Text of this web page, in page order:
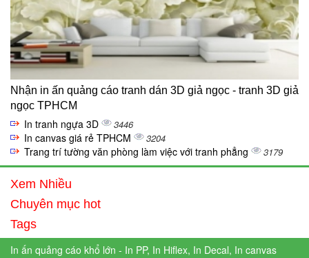
Nhận in ấn quảng cáo tranh dán 3D giả ngọc - tranh 3D giả
ngọc TPHCM
In tranh ngựa 3D 3446
In canvas giá rẻ TPHCM 3204
Trang trí tường văn phòng làm việc với tranh phẳng 3179
Xem Nhiều
Chuyên mục hot
Tags
In ấn quảng cáo khổ lớn - In PP, In Hiflex, In Decal, In canvas